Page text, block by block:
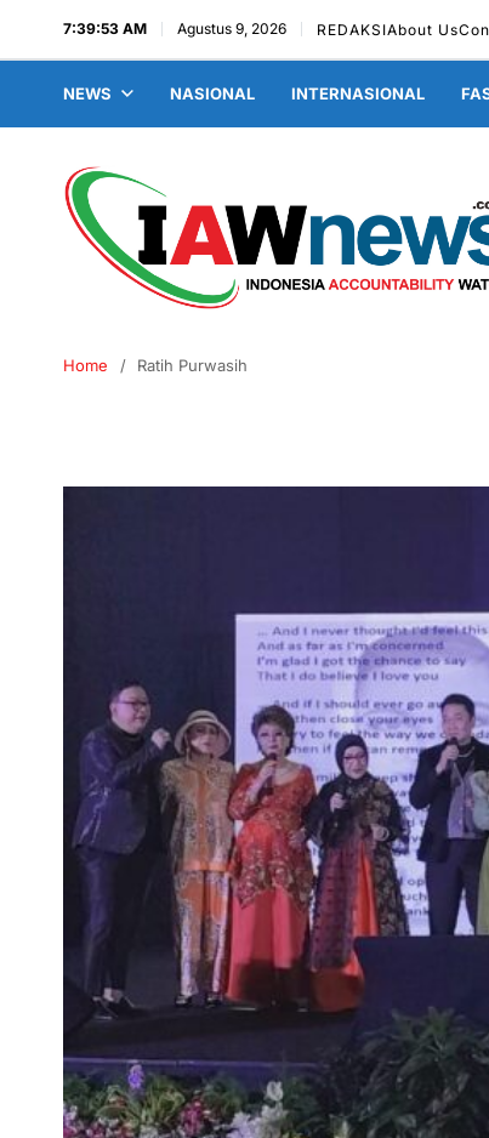
7:39:54 AM Agustus 9, 2026 REDAKSIAbout Us
NEWS NASIONAL INTERNASIONAL
Home Ratih Purwasih